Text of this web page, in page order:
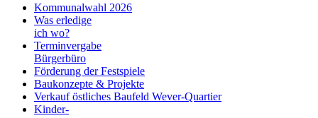
Kommunalwahl 2026
Was erledige
ich wo?
Terminvergabe
Bürgerbüro
Förderung der Festspiele
Baukonzepte & Projekte
Verkauf östliches Baufeld Wever-Quartier
Kinder-